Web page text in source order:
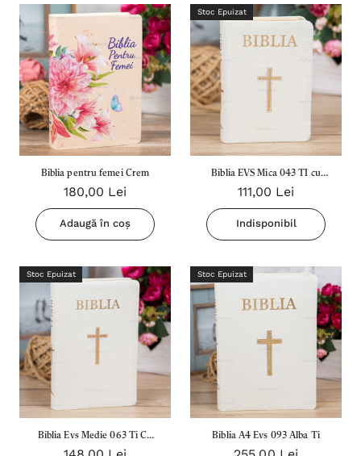
Biblia pentru femei Crem
180,00 Lei
Adaugă în coș
Stoc Epuizat
Biblia EVS Mica 043 TI cu
cruce Alba
111,00 Lei
Indisponibil
Stoc Epuizat
Biblia Evs Medie 063 Ti Cu
Stoc Epuizat
Biblia A4 Evs 093 Alba Ti